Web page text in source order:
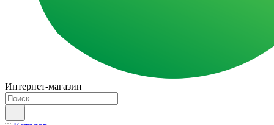
Интернет-магазин